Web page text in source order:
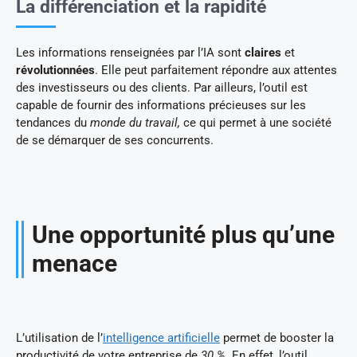
La différenciation et la rapidité
Les informations renseignées par l’IA sont claires et
révolutionnées. Elle peut parfaitement répondre aux attentes
des investisseurs ou des clients. Par ailleurs, l’outil est
capable de fournir des informations précieuses sur les
tendances du monde du travail, ce qui permet à une société
de se démarquer de ses concurrents.
Une opportunité plus qu’une
menace
L’utilisation de l’intelligence artificielle permet de booster la